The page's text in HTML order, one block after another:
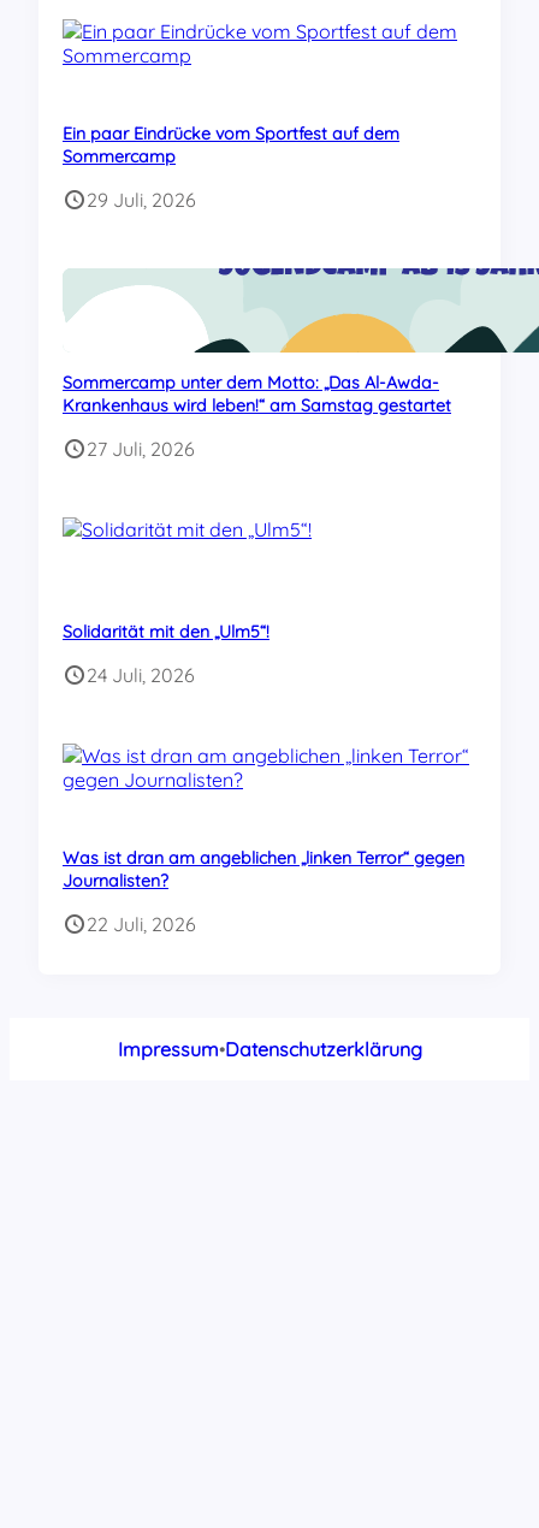
Ein paar Eindrücke vom Sportfest auf dem
Sommercamp
29 Juli, 2026
Sommercamp unter dem Motto: „Das Al-Awda-
Krankenhaus wird leben!“ am Samstag gestartet
27 Juli, 2026
Solidarität mit den „Ulm5“!
24 Juli, 2026
Was ist dran am angeblichen „linken Terror“ gegen
Journalisten?
22 Juli, 2026
Impressum•Datenschutzerklärung